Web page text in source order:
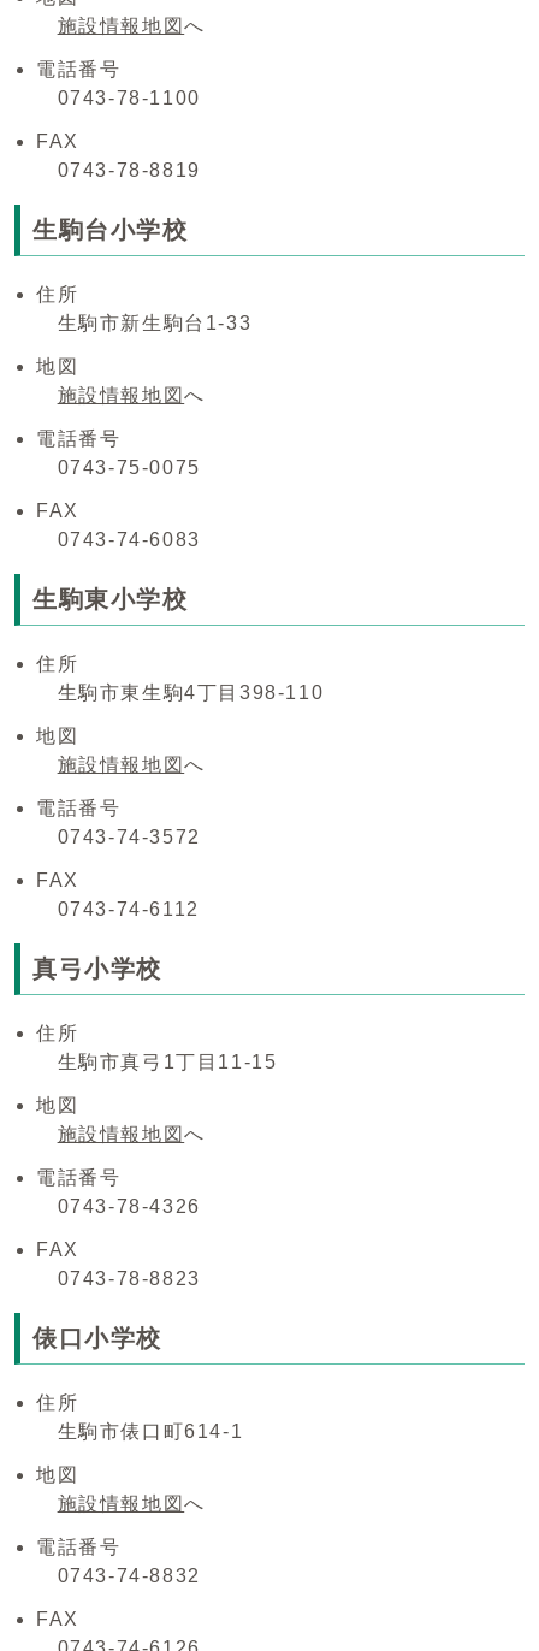
施設情報地図へ
電話番号
0743-78-1100
FAX
0743-78-8819
生駒台小学校
住所
生駒市新生駒台1-33
地図
施設情報地図へ
電話番号
0743-75-0075
FAX
0743-74-6083
生駒東小学校
住所
生駒市東生駒4丁目398-110
地図
施設情報地図へ
電話番号
0743-74-3572
FAX
0743-74-6112
真弓小学校
住所
生駒市真弓1丁目11-15
地図
施設情報地図へ
電話番号
0743-78-4326
FAX
0743-78-8823
俵口小学校
住所
生駒市俵口町614-1
地図
施設情報地図へ
電話番号
0743-74-8832
FAX